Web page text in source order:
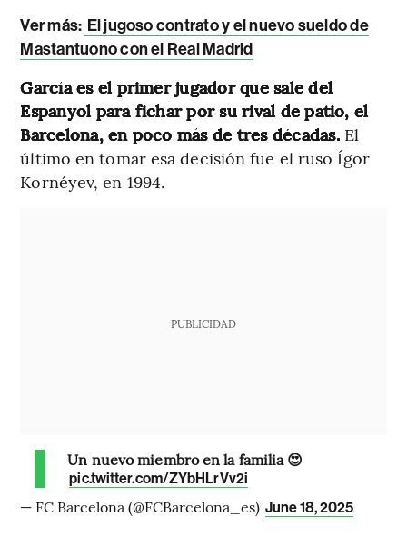
Ver más: El jugoso contrato y el nuevo sueldo de
Mastantuono con el Real Madrid
García es el primer jugador que sale del
Espanyol para fichar por su rival de patio, el
Barcelona, en poco más de tres décadas. El
último en tomar esa decisión fue el ruso Ígor
Kornéyev, en 1994.
PUBLICIDAD
Un nuevo miembro en la familia 😍
pic.twitter.com/ZYbHLrVv2i
— FC Barcelona (@FCBarcelona_es) June 18, 2025